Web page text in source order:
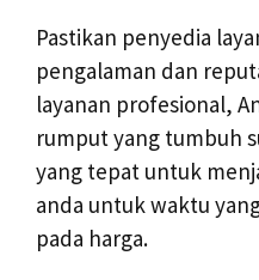
Pastikan penyedia
pengalaman dan
layanan profesional,
rumput yang tumbuh
yang tepat untuk
anda untuk waktu
pada harga.